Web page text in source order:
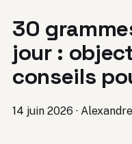
30
jour :
conseils
14 juin 2026 ·